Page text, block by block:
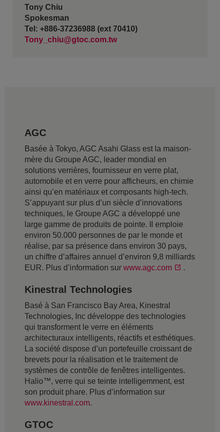
Tony Chiu
Spokesman
Tel: +886-37236988 (ext 70410)
Tony_chiu@gtoc.com.tw
AGC
Basée à Tokyo, AGC Asahi Glass est la maison-
mère du Groupe AGC, leader mondial en
solutions verrières, fournisseur en verre plat,
automobile et en verre pour afficheurs, en chimie
ainsi qu’en matériaux et composants high-tech.
S’appuyant sur plus d’un siècle d’innovations
techniques, le Groupe AGC a développé une
large gamme de produits de pointe. Il emploie
environ 50.000 personnes de par le monde et
réalise, par sa présence dans environ 30 pays,
un chiffre d’affaires annuel d’environ 9,8 milliards
EUR. Plus d’information sur www.agc.com .
Kinestral Technologies
Basé à San Francisco Bay Area, Kinestral
Technologies, Inc développe des technologies
qui transforment le verre en éléments
architecturaux intelligents, réactifs et esthétiques.
La société dispose d’un portefeuille croissant de
brevets pour la réalisation et le traitement de
systèmes de contrôle de fenêtres intelligentes.
Halio™, verre qui se teinte intelligemment, est
son produit phare. Plus d’information sur
www.kinestral.com.
GTOC